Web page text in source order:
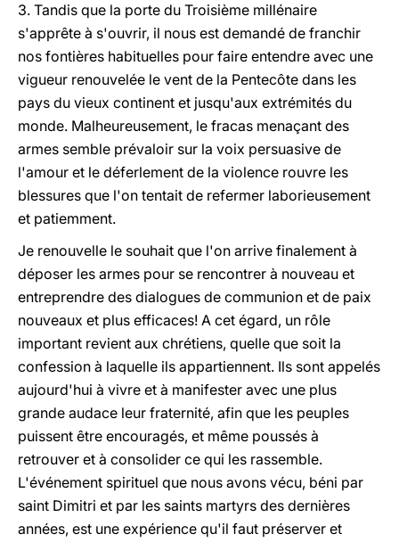
3. Tandis que la porte du Troisième millénaire
s'apprête à s'ouvrir, il nous est demandé de franchir
nos fontières habituelles pour faire entendre avec une
vigueur renouvelée le vent de la Pentecôte dans les
pays du vieux continent et jusqu'aux extrémités du
monde. Malheureusement, le fracas menaçant des
armes semble prévaloir sur la voix persuasive de
l'amour et le déferlement de la violence rouvre les
blessures que l'on tentait de refermer laborieusement
et patiemment.
Je renouvelle le souhait que l'on arrive finalement à
déposer les armes pour se rencontrer à nouveau et
entreprendre des dialogues de communion et de paix
nouveaux et plus efficaces! A cet égard, un rôle
important revient aux chrétiens, quelle que soit la
confession à laquelle ils appartiennent. Ils sont appelés
aujourd'hui à vivre et à manifester avec une plus
grande audace leur fraternité, afin que les peuples
puissent être encouragés, et même poussés à
retrouver et à consolider ce qui les rassemble.
L'événement spirituel que nous avons vécu, béni par
saint Dimitri et par les saints martyrs des dernières
années, est une expérience qu'il faut préserver et